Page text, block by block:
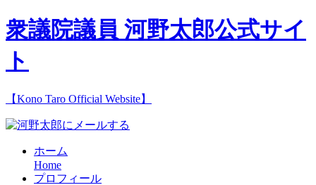
衆議院議員 河野太郎公式サイ
ト
【Kono Taro Official Website】
ホーム
Home
プロフィール